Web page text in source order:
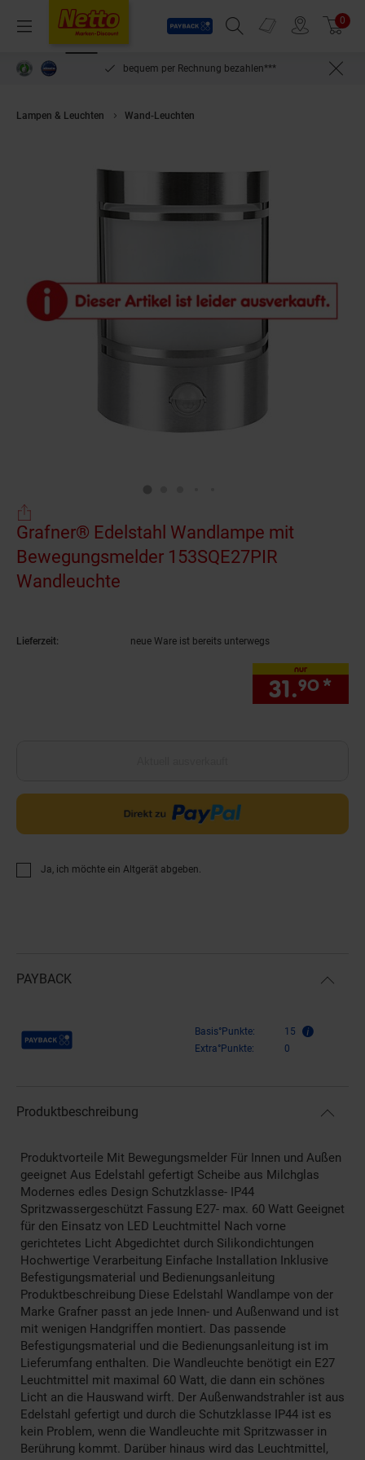
Menü
Payback
Suchfeld einblenden
Prospekte 0
bequem per Rechnung bezahlen***
Lampen & Leuchten Wand-Leuchten
Grafner® Edelstahl Wandlampe mit
Bewegungsmelder 153SQE27PIR
Wandleuchte
Lieferzeit: neue Ware ist bereits unterwegs
nur
31.90 *
Ja, ich möchte ein Altgerät abgeben.
PAYBACK
Payback Punkte Basis°Punkte:
15
Extra°Punkte:
0
Produktbeschreibung
Produktvorteile Mit Bewegungsmelder Für Innen und Außen
geeignet Aus Edelstahl gefertigt Scheibe aus Milchglas
Modernes edles Design Schutzklasse- IP44
Spritzwassergeschützt Fassung E27- max. 60 Watt Geeignet
für den Einsatz von LED Leuchtmittel Nach vorne
gerichtetes Licht Abgedichtet durch Silikondichtungen
Hochwertige Verarbeitung Einfache Installation Inklusive
Befestigungsmaterial und Bedienungsanleitung
Produktbeschreibung Diese Edelstahl Wandlampe von der
Marke Grafner passt an jede Innen- und Außenwand und ist
mit wenigen Handgriffen montiert. Das passende
Befestigungsmaterial und die Bedienungsanleitung ist im
Lieferumfang enthalten. Die Wandleuchte benötigt ein E27
Leuchtmittel mit maximal 60 Watt, die dann ein schönes
Licht an die Hauswand wirft. Der Außenwandstrahler ist aus
Edelstahl gefertigt und durch die Schutzklasse IP44 ist es
kein Problem, wenn die Wandleuchte mit Spritzwasser in
Berührung kommt. Darüber hinaus wird das Leuchtmittel,